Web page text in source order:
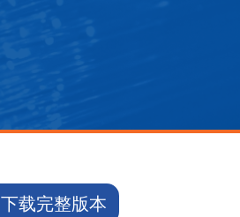
下载完整版本